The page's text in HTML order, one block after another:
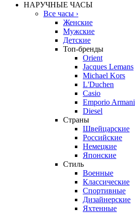
НАРУЧНЫЕ ЧАСЫ
Все часы ›
Женские
Мужские
Детские
Топ-бренды
Orient
Jacques Lemans
Michael Kors
L'Duchen
Casio
Emporio Armani
Diesel
Страны
Швейцарские
Российские
Немецкие
Японские
Стиль
Военные
Классические
Спортивные
Дизайнерские
Яхтенные